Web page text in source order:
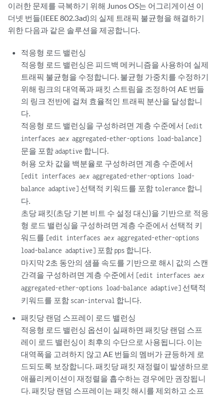
이러한 문제를 극복하기 위해 Junos OS는 어그리게이션 이
더넷 번들(IEEE 802.3ad)의 실제 트래픽 불균형을 해결하기
위한 다음과 같은 솔루션을 제공합니다.
적응형 로드 밸런싱
적응형 로드 밸런싱은 피드백 메커니즘을 사용하여 실제
트래픽 불균형을 수정합니다. 불균형 가중치를 수정하기
위해 링크의 대역폭과 패킷 스트림을 조정하여 AE 번들
의 링크 전반에 걸쳐 효율적인 트래픽 분산을 달성합니
다.
적응형 로드 밸런싱을 구성하려면 계층 수준에서 [edit
interfaces aexaggregated-ether-options load-balance]
문을 포함adaptive 합니다.
허용 오차 값을 백분율로 구성하려면 계층 수준에서
[edit interfaces aexaggregated-ether-options load-
balance adaptive] 선택적 키워드를 포함 tolerance 합니
다.
초당 패킷(초당 기본 비트 수 설정 대신)을 기반으로 적응
형 로드 밸런싱을 구성하려면 계층 수준에서 선택적 키
워드를 [edit interfaces aexaggregated-ether-options
load-balance adaptive] 포함pps 합니다.
마지막 2초 동안의 샘플 속도를 기반으로 해시 값의 스캔
간격을 구성하려면 계층 수준에서 [edit interfaces aex
aggregated-ether-options load-balance adaptive] 선택적
키워드를 포함 scan-interval 합니다.
패킷당 랜덤 스프레이 로드 밸런싱
적응형 로드 밸런싱 옵션이 실패하면 패킷당 랜덤 스프
레이 로드 밸런싱이 최후의 수단으로 사용됩니다. 이는
대역폭을 고려하지 않고 AE 번들의 멤버가 균등하게 로
드되도록 보장합니다. 패킷당 패킷 재정렬이 발생하므로
애플리케이션이 재정렬을 흡수하는 경우에만 권장됩니
다. 패킷당 랜덤 스프레이는 패킷 해시를 제외하고 소프